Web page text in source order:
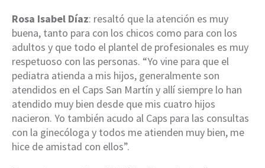
Rosa Isabel Díaz: resaltó que la atención es muy
buena, tanto para con los chicos como para con los
adultos y que todo el plantel de profesionales es muy
respetuoso con las personas. “Yo vine para que el
pediatra atienda a mis hijos, generalmente son
atendidos en el Caps San Martín y allí siempre lo han
atendido muy bien desde que mis cuatro hijos
nacieron. Yo también acudo al Caps para las consultas
con la ginecóloga y todos me atienden muy bien, me
hice de amistad con ellos”.